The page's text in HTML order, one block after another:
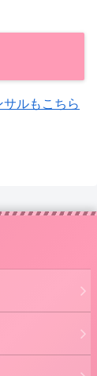
ルもこちら